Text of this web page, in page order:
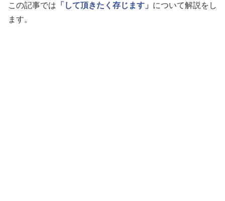
この記事では 「して頂きたく存じます」 について解説をし
ます。